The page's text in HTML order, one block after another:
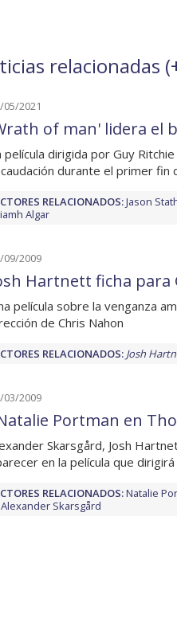
relacionadas (
05/2021
of man' lidera el
película dirigida por Guy
durante el primer fin
RELACIONADOS:Jason
Algar
09/2009
Hartnett ficha
película sobre la venganza
de Chris Nahon
RELACIONADOS: Josh
03/2009
Portman en
Skarsgård, Josh
en la película que
RELACIONADOS:Natalie
Alexander Skarsgård